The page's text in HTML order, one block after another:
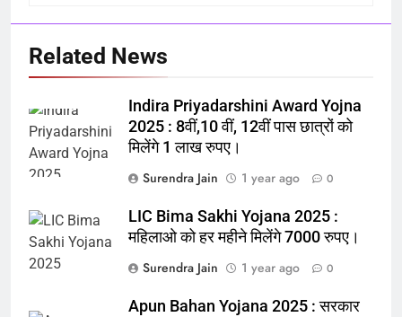
Related News
Indira Priyadarshini Award Yojna
2025 : 8वीं,10 वीं, 12वीं पास छात्रों को
मिलेंगे 1 लाख रुपए।
Surendra Jain
1 year ago 0
LIC Bima Sakhi Yojana 2025 :
महिलाओ को हर महीने मिलेंगे 7000 रुपए।
Surendra Jain
1 year ago 0
Apun Bahan Yojana 2025 : सरकार